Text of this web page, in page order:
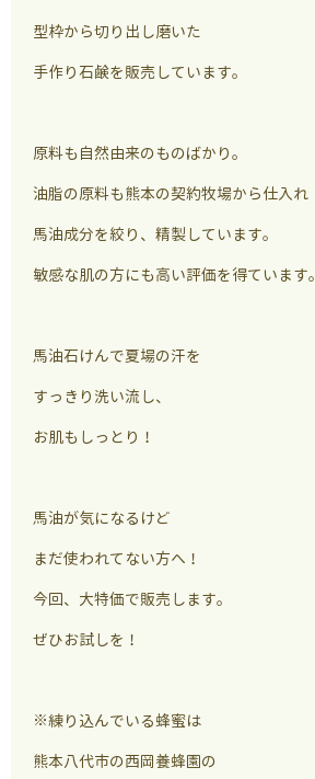
型枠から切り出し磨いた
手作り石鹸を販売しています。
原料も自然由来のものばかり。
油脂の原料も熊本の契約牧場から仕入れ
馬油成分を絞り、精製しています。
敏感な肌の方にも高い評価を得ています。
馬油石けんで夏場の汗を
すっきり洗い流し、
お肌もしっとり！
馬油が気になるけど
まだ使われてない方へ！
今回、大特価で販売します。
ぜひお試しを！
※練り込んでいる蜂蜜は
熊本八代市の西岡養蜂園の